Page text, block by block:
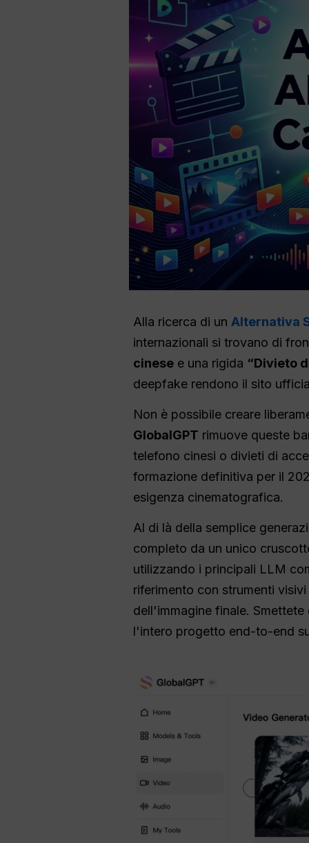
Alla ricerca di un Alternativa
internazionali si trovano di
cinese e una rigida “Divieto
deepfake rendono il sito
Non è possibile creare
GlobalGPT rimuove queste
telefono cinesi o divieti di
formazione definitiva per il
esigenza cinematografica.
Al di là della semplice
completo da un unico
utilizzando i principali LLM
riferimento con strumenti
dell'immagine finale.
l'intero progetto end-to-end